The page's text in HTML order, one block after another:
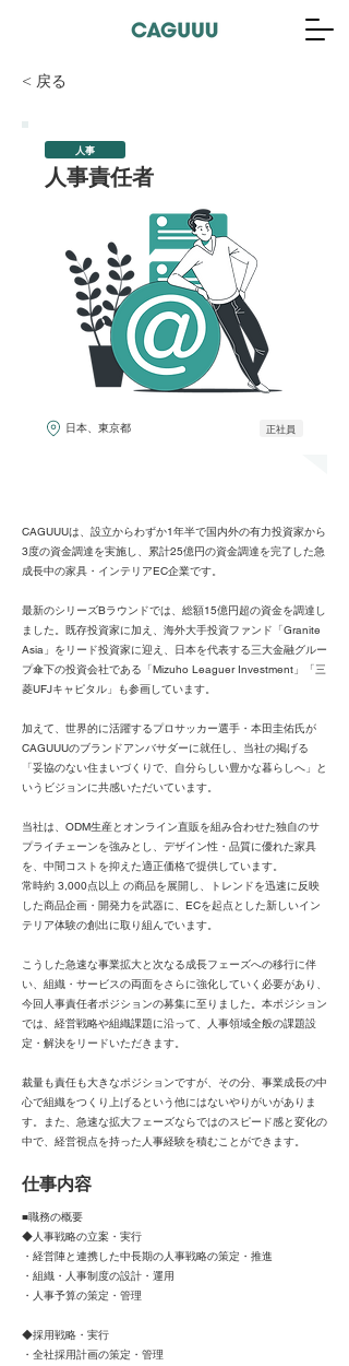
< 戻る
人事
人事責任者
日本、東京都 正社員
CAGUUUは、設立からわずか1年半で国内外の有力投資家から
3度の資金調達を実施し、累計25億円の資金調達を完了した急
成長中の家具・インテリアEC企業です。
最新のシリーズBラウンドでは、総額15億円超の資金を調達し
ました。既存投資家に加え、海外大手投資ファンド「Granite
Asia」をリード投資家に迎え、日本を代表する三大金融グルー
プ傘下の投資会社である「Mizuho Leaguer Investment」「三
菱UFJキャピタル」も参画しています。
加えて、世界的に活躍するプロサッカー選手・本田圭佑氏が
CAGUUUのブランドアンバサダーに就任し、当社の掲げる
「妥協のない住まいづくりで、自分らしい豊かな暮らしへ」と
いうビジョンに共感いただいています。
当社は、ODM生産とオンライン直販を組み合わせた独自のサ
プライチェーンを強みとし、デザイン性・品質に優れた家具
を、中間コストを抑えた適正価格で提供しています。
常時約 3,000点以上 の商品を展開し、トレンドを迅速に反映
した商品企画・開発力を武器に、ECを起点とした新しいイン
テリア体験の創出に取り組んでいます。
こうした急速な事業拡大と次なる成長フェーズへの移行に伴
い、組織・サービスの両面をさらに強化していく必要があり、
今回人事責任者ポジションの募集に至りました。本ポジション
では、経営戦略や組織課題に沿って、人事領域全般の課題設
定・解決をリードいただきます。
裁量も責任も大きなポジションですが、その分、事業成長の中
心で組織をつくり上げるという他にはないやりがいがありま
す。また、急速な拡大フェーズならではのスピード感と変化の
中で、経営視点を持った人事経験を積むことができます。
仕事内容
■職務の概要
◆人事戦略の立案・実行
・経営陣と連携した中長期の人事戦略の策定・推進
・組織・人事制度の設計・運用
・人事予算の策定・管理
◆採用戦略・実行
・全社採用計画の策定・管理